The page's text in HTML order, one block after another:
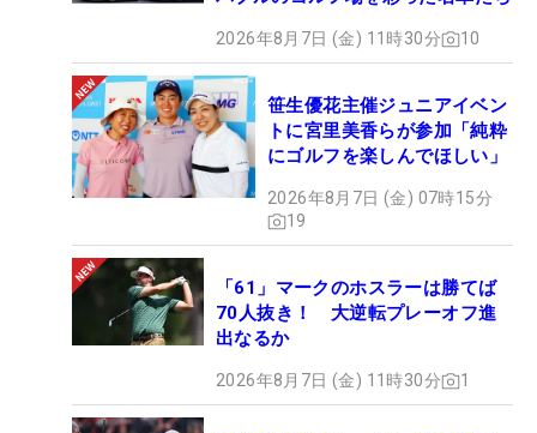
2026年8月7日 (金) 11時30分 10
笹生優花主催ジュニアイベン
トに宮里美香らが参加「純粋
にゴルフを楽しんでほしい」
2026年8月7日 (金) 07時15分
19
「61」マークのホスラーは勝てば
70人抜き！ 大逆転プレーオフ進
出なるか
2026年8月7日 (金) 11時30分 1